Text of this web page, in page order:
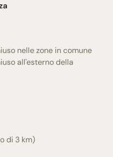
nelle zone in comune
all'esterno della
di 3 km)